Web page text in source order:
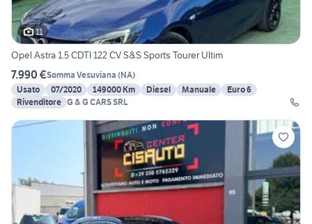
11
Opel Astra 1.5 CDTI 122 CV S&S Sports Tourer Ultim
7.990 €Somma Vesuviana (NA)
Usato
07/2020 149000 Km Diesel Manuale
Euro 6
Rivenditore G & G CARS SRL